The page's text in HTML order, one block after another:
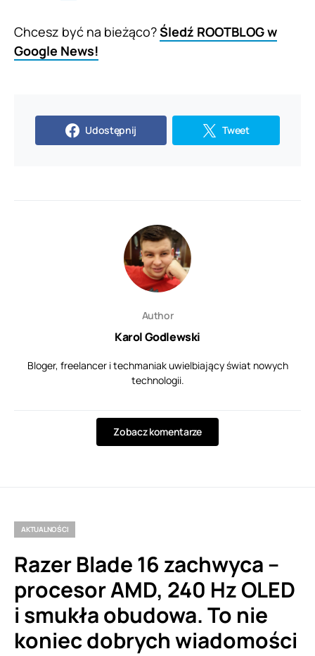
Chcesz być na bieżąco?Śledź ROOTBLOG w
Google News!
Udostępnij Tweet
Author
Karol Godlewski
Bloger, freelancer i techmaniak uwielbiający świat nowych
technologii.
Zobacz komentarze
AKTUALNOŚCI
Razer Blade 16 zachwyca –
procesor AMD, 240 Hz OLED
i smukła obudowa. To nie
koniec dobrych wiadomości